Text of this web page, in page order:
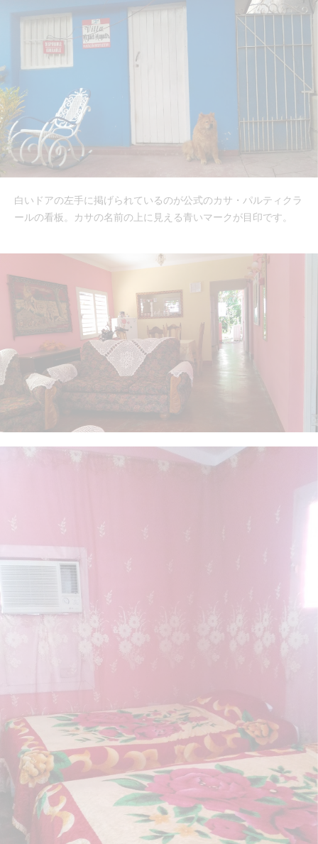
白いドアの左手に掲げられているのが公式のカサ・パルティクラ
ールの看板。カサの名前の上に見える青いマークが目印です。